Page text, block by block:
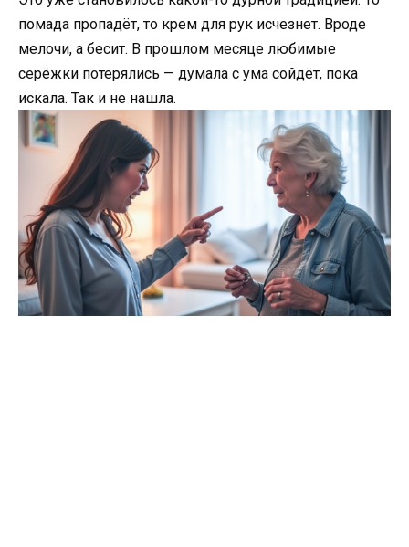
помада пропадёт, то крем для рук исчезнет. Вроде
мелочи, а бесит. В прошлом месяце любимые
серёжки потерялись — думала с ума сойдёт, пока
искала. Так и не нашла.